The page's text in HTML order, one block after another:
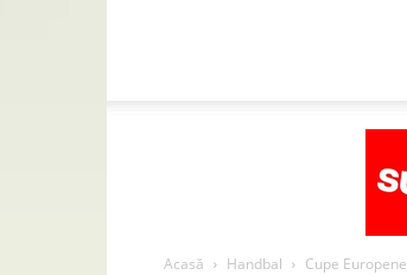
Acasă Handbal Cupe Europene